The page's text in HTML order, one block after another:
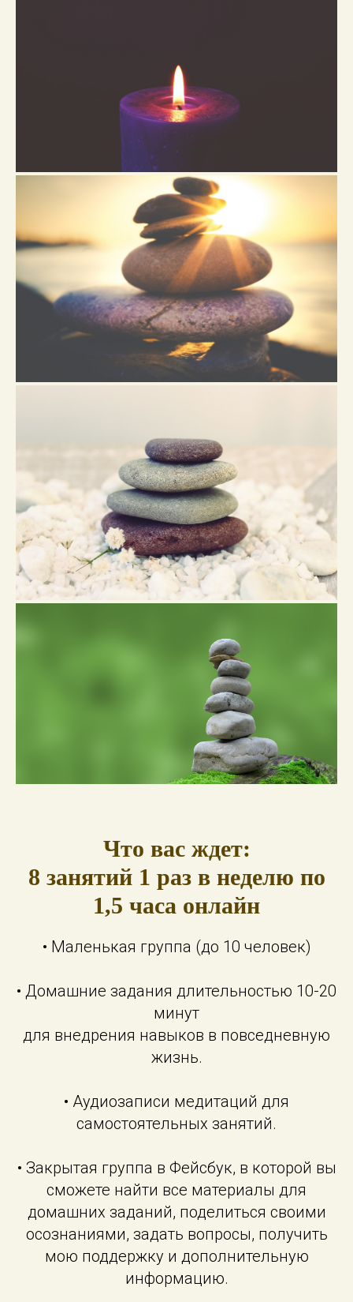
Что вас ждет:
8 занятий 1 раз в неделю по
1,5 часа онлайн
• Маленькая группа (до 10 человек)
• Домашние задания длительностью 10-20
минут
для внедрения навыков в повседневную
жизнь.
• Аудиозаписи медитаций для
самостоятельных занятий.
• Закрытая группа в Фейсбук, в которой вы
сможете найти все материалы для
домашних заданий, поделиться своими
осознаниями, задать вопросы, получить
мою поддержку и дополнительную
информацию.